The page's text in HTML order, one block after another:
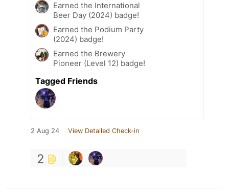
Earned the International
Beer Day (2024) badge!
Earned the Podium Party
(2024) badge!
Earned the Brewery
Pioneer (Level 12) badge!
Tagged Friends
2 Aug 24 View Detailed Check-in
2